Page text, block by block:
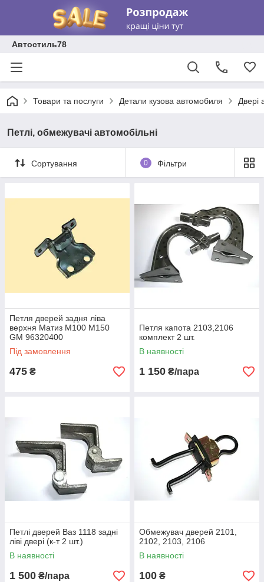
Автостиль78
Товари та послуги Детали кузова автомобиля Двері
Петлі, обмежувачі автомобільні
Сортування 0 Фільтри
Петля дверей задня ліва
верхня Матиз M100 M150
GM 96320400
Під замовлення
475 ₴
Петля капота 2103,2106
комплект 2 шт.
В наявності
1 150 ₴/пара
Петлі дверей Ваз 1118 задні
ліві двері (к-т 2 шт.)
В наявності
1 500 ₴/пара
Обмежувач дверей 2101,
2102, 2103, 2106
В наявності
100 ₴